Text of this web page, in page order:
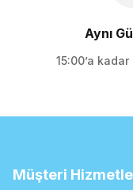
Aynı
15:00’a
Müşteri